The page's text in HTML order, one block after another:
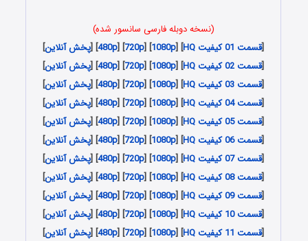
(نسخه دوبله فارسی سانسور شده)
[قسمت 01 کیفیت HQ ] [
1080p
] [
720p
] [
480p
] [پخش آنلاین]
[قسمت 02 کیفیت HQ ] [
1080p
] [
720p
] [
480p
] [پخش آنلاین]
[قسمت 03 کیفیت HQ ] [
1080p
] [
720p
] [
480p
] [پخش آنلاین]
[قسمت 04 کیفیت HQ ] [
1080p
] [
720p
] [
480p
] [پخش آنلاین]
[قسمت 05 کیفیت HQ ] [
1080p
] [
720p
] [
480p
] [پخش آنلاین]
[قسمت 06 کیفیت HQ ] [
1080p
] [
720p
] [
480p
] [پخش آنلاین]
[قسمت 07 کیفیت HQ ] [
1080p
] [
720p
] [
480p
] [پخش آنلاین]
[قسمت 08 کیفیت HQ ] [
1080p
] [
720p
] [
480p
] [پخش آنلاین]
[قسمت 09 کیفیت HQ ] [
1080p
] [
720p
] [
480p
] [پخش آنلاین]
[قسمت 10 کیفیت HQ ] [
1080p
] [
720p
] [
480p
] [پخش آنلاین]
[قسمت 11 کیفیت HQ ] [
1080p
] [
720p
] [
480p
] [پخش آنلاین]